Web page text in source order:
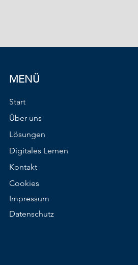
MENÜ
Start
Über uns
Lösungen
Digitales Lernen
Kontakt
Cookies
Impressum
Datenschutz